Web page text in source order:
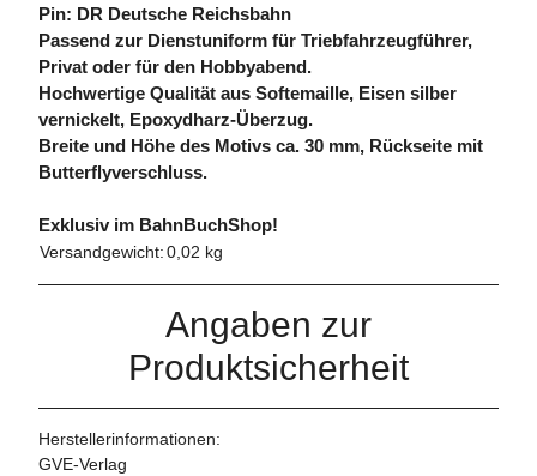
Pin: DR Deutsche Reichsbahn
Passend zur Dienstuniform für Triebfahrzeugführer,
Privat oder für den Hobbyabend.
Hochwertige Qualität aus Softemaille, Eisen silber
vernickelt, Epoxydharz-Überzug.
Breite und Höhe des Motivs ca. 30 mm, Rückseite mit
Butterflyverschluss.
Exklusiv im BahnBuchShop!
Versandgewicht:0,02 kg
Angaben zur
Produktsicherheit
Herstellerinformationen:
GVE-Verlag